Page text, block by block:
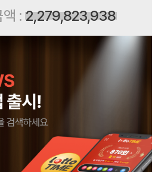
액 :2,279,823,938